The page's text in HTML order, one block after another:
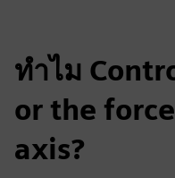
ทำไม
or the
axis?